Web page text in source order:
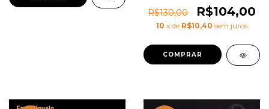
R$130,00 R$104,00
10 x de R$10,40 sem juros